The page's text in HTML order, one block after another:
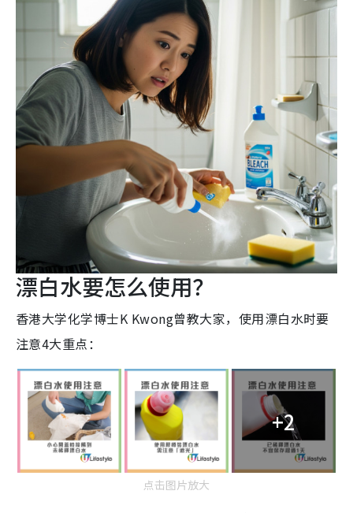
漂白水要怎么使用？
香港大学化学博士K Kwong曾教大家，使用漂白水时要
注意4大重点：
+2
点击图片放大